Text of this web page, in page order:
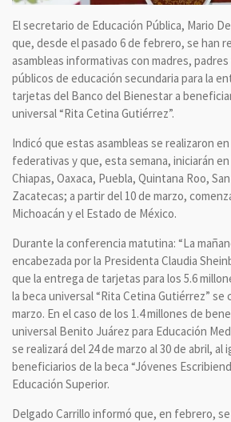
El secretario de Educación Pública, Mario
que, desde el pasado 6 de febrero, se han
asambleas informativas con madres,
públicos de educación secundaria para la
tarjetas del Banco del Bienestar a
universal “Rita Cetina Gutiérrez”.
Indicó que estas asambleas se realizaron
federativas y que, esta semana, iniciarán
Chiapas, Oaxaca, Puebla, Quintana Roo,
Zacatecas; a partir del 10 de marzo,
Michoacán y el Estado de México.
Durante la conferencia matutina: “La
encabezada por la Presidenta Claudia
que la entrega de tarjetas para los 5.6
la beca universal “Rita Cetina Gutiérrez” se
marzo. En el caso de los 1.4 millones de
universal Benito Juárez para Educación
se realizará del 24 de marzo al 30 de abril, al
beneficiarios de la beca “Jóvenes
Educación Superior.
Delgado Carrillo informó que, en febrero,